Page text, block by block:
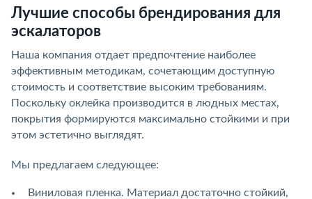
Лучшие способы брендирования для
эскалаторов
Наша компания отдает предпочтение наиболее
эффективным методикам, сочетающим доступную
стоимость и соответствие высоким требованиям.
Поскольку оклейка производится в людных местах,
покрытия формируются максимально стойкими и при
этом эстетично выглядят.
Мы предлагаем следующее:
Виниловая пленка. Материал достаточно стойкий,